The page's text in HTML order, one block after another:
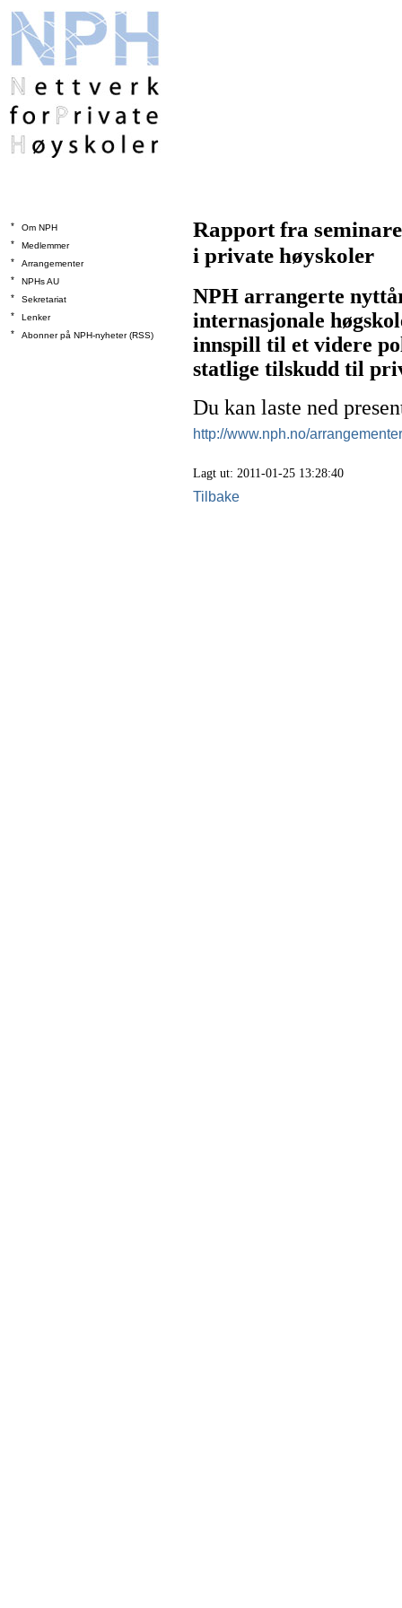
*
Om NPH
*
Medlemmer
*
Arrangementer
*
NPHs AU
*
Sekretariat
*
Lenker
*
Abonner på NPH-nyheter (RSS)
Rapport fra
i private høyskoler
NPH arrangerte
internasjonale
innspill til et videre
statlige tilskudd til
Du kan laste ned
http://www.nph.no/
Lagt ut: 2011-01-25 13:28:40
Tilbake